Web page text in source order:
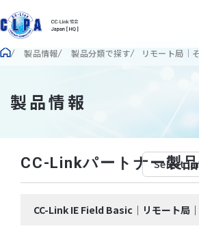
製品情報 製品分類で探す リモート局｜
製品情報
CC-Linkパートナー製
CC-Link IE Field Basic｜リモート局